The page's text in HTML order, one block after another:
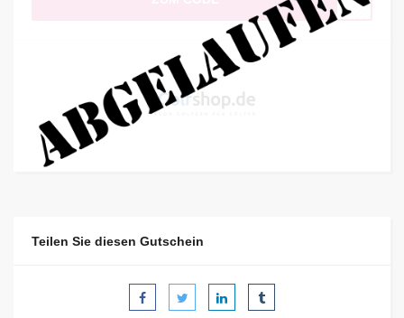
Teilen Sie diesen Gutschein